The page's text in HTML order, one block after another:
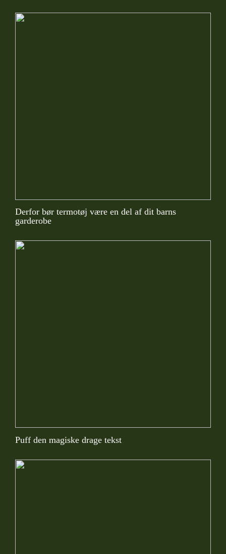
Derfor bør termotøj være en del af dit barns
garderobe
Puff den magiske drage tekst